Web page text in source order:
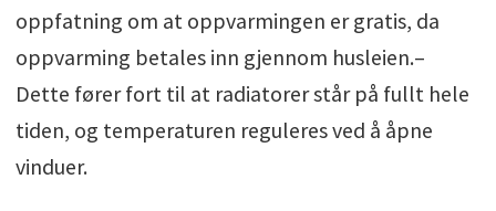
oppfatning om at oppvarmingen er gratis, da
oppvarming betales inn gjennom husleien.–
Dette fører fort til at radiatorer står på fullt hele
tiden, og temperaturen reguleres ved å åpne
vinduer.